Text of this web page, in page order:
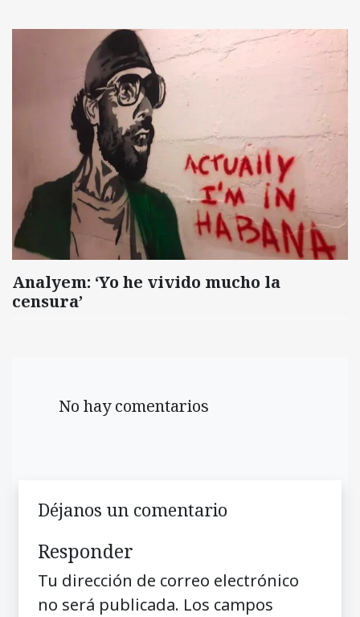
Analyem: ‘Yo he vivido mucho la
censura’
No hay comentarios
Déjanos un comentario
Responder
Tu dirección de correo electrónico
no será publicada. Los campos